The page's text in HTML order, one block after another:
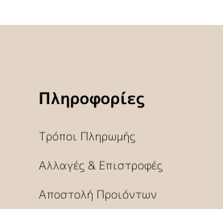
Πληροφορίες
Τρόποι Πληρωμής
Αλλαγές & Επιστροφές
Αποστολή Προιόντων